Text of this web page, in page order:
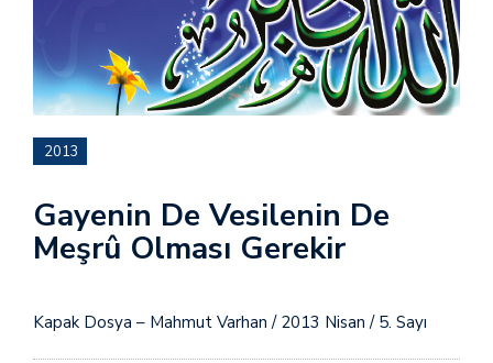
2013
Gayenin De Vesilenin De
Meşrû Olması Gerekir
Kapak Dosya – Mahmut Varhan / 2013 Nisan / 5. Sayı